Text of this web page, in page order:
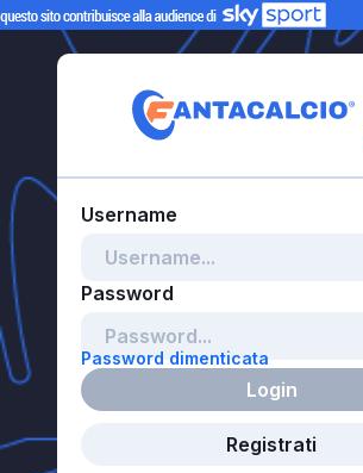
Password dimenticata
Login
Registrati